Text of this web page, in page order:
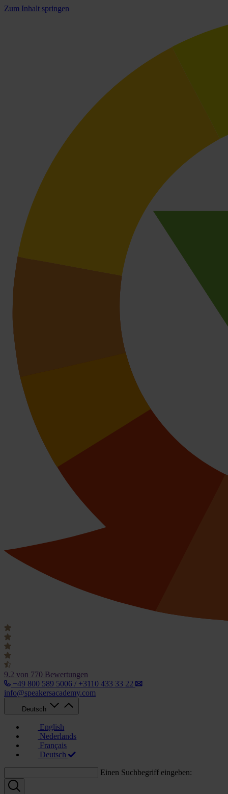
Zum Inhalt springen
9.2 von 770 Bewertungen
+49 800 589 5006 / +3110 433 33 22
info@speakersacademy.com
Deutsch
English
Nederlands
Français
Deutsch
Einen Suchbegriff eingeben: